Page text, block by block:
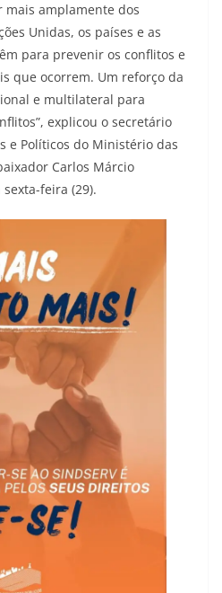
mais amplamente dos
Unidas, os países e as
para prevenir os conflitos e
que ocorrem. Um reforço da
e multilateral para
explicou o secretário
e Políticos do Ministério das
Carlos Márcio
feira (29).